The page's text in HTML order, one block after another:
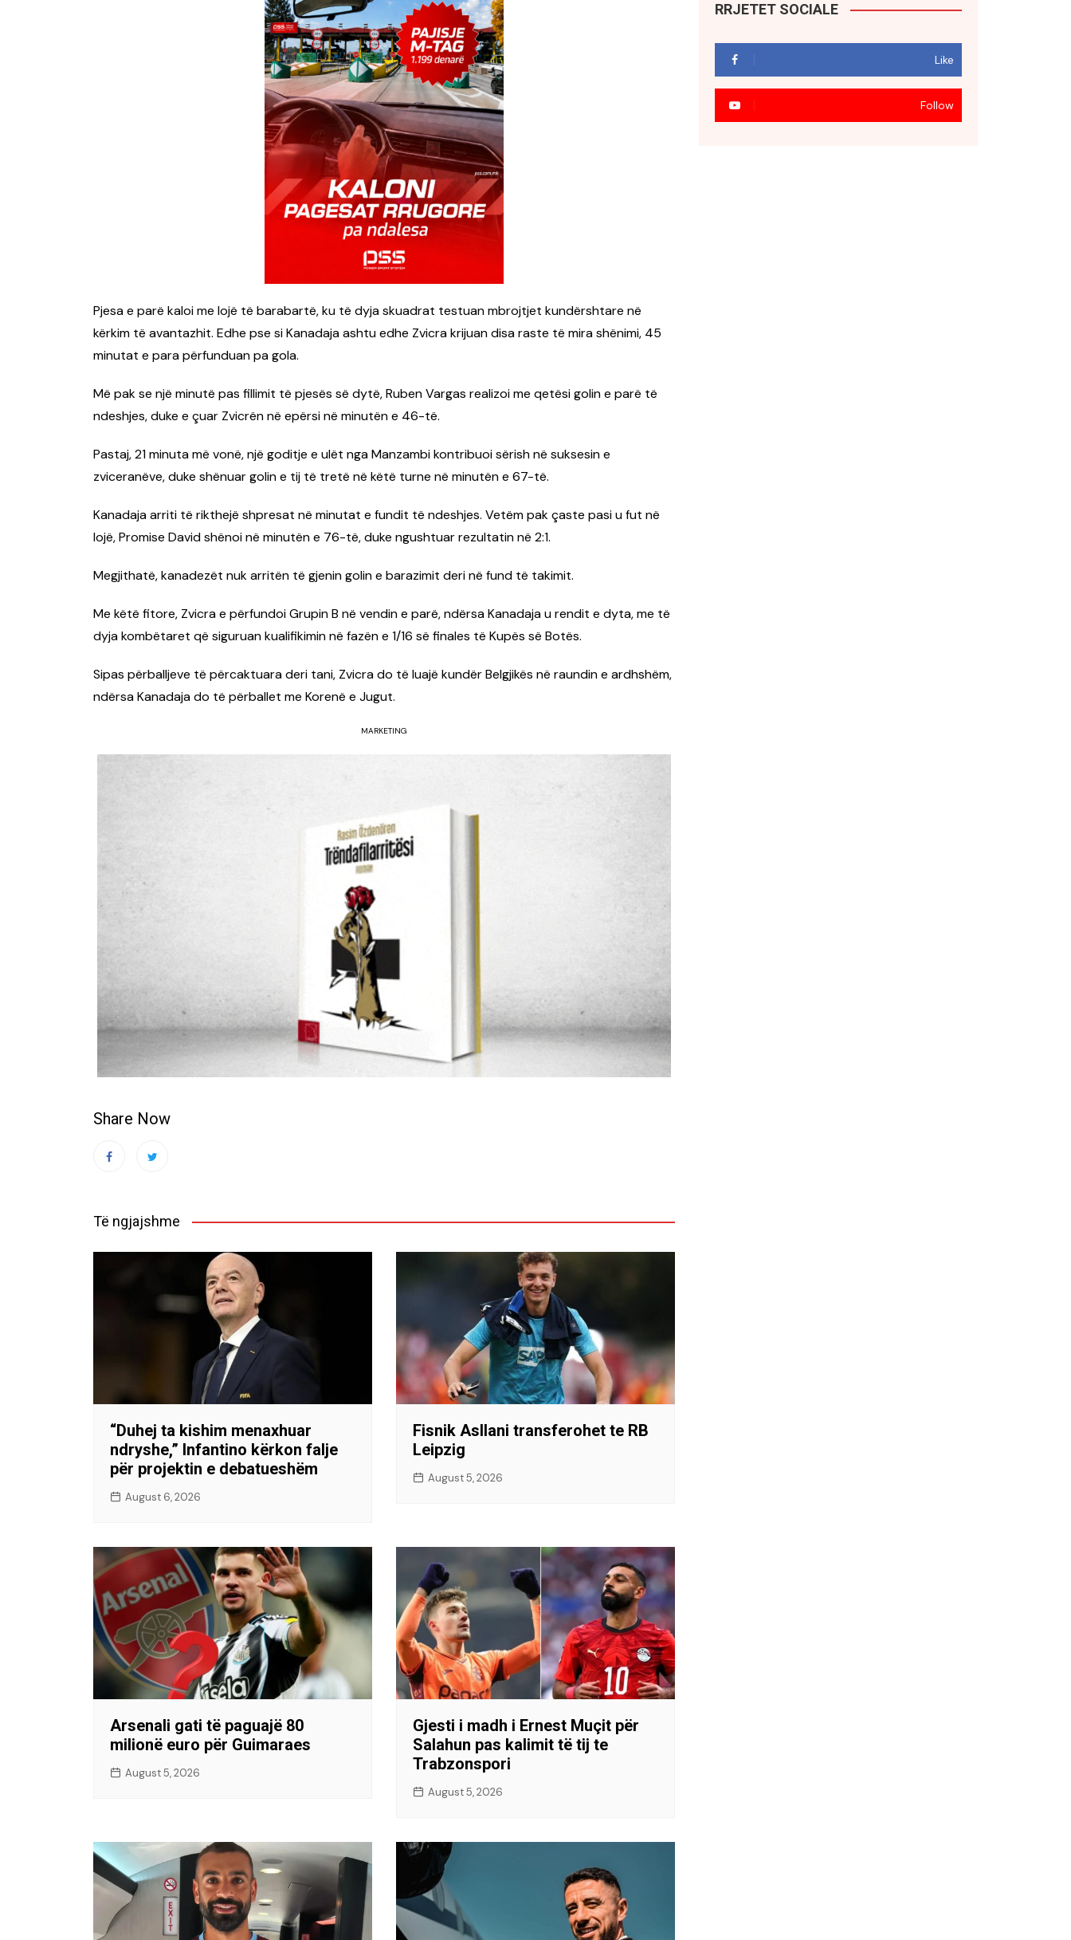
Pjesa e parë kaloi me lojë të barabartë, ku të dyja skuadrat testuan mbrojtjet kundërshtare në
kërkim të avantazhit. Edhe pse si Kanadaja ashtu edhe Zvicra krijuan disa raste të mira shënimi, 45
minutat e para përfunduan pa gola.
Më pak se një minutë pas fillimit të pjesës së dytë, Ruben Vargas realizoi me qetësi golin e parë të
ndeshjes, duke e çuar Zvicrën në epërsi në minutën e 46-të.
Pastaj, 21 minuta më vonë, një goditje e ulët nga Manzambi kontribuoi sërish në suksesin e
zviceranëve, duke shënuar golin e tij të tretë në këtë turne në minutën e 67-të.
Kanadaja arriti të rikthejë shpresat në minutat e fundit të ndeshjes. Vetëm pak çaste pasi u fut në
lojë, Promise David shënoi në minutën e 76-të, duke ngushtuar rezultatin në 2:1.
Megjithatë, kanadezët nuk arritën të gjenin golin e barazimit deri në fund të takimit.
Me këtë fitore, Zvicra e përfundoi Grupin B në vendin e parë, ndërsa Kanadaja u rendit e dyta, me të
dyja kombëtaret që siguruan kualifikimin në fazën e 1/16 së finales të Kupës së Botës.
Sipas përballjeve të përcaktuara deri tani, Zvicra do të luajë kundër Belgjikës në raundin e ardhshëm,
ndërsa Kanadaja do të përballet me Korenë e Jugut.
MARKETING
Share Now
Të ngjajshme
“Duhej ta kishim menaxhuar
ndryshe,” Infantino kërkon falje
për projektin e debatueshëm
August 6, 2026
Fisnik Asllani transferohet te RB
Leipzig
August 5, 2026
Arsenali gati të paguajë 80
milionë euro për Guimaraes
August 5, 2026
Gjesti i madh i Ernest Muçit për
Salahun pas kalimit të tij te
Trabzonspori
August 5, 2026
RRJETET SOCIALE
Like
Follow